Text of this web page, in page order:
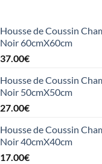
Housse de Coussin
Noir 60cmX60cm
37.00€
Housse de Coussin
Noir 50cmX50cm
27.00€
Housse de Coussin
Noir 40cmX40cm
17.00€